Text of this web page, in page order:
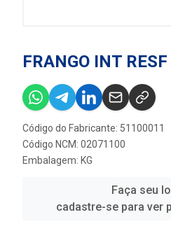
FRANGO INT
Código do Fabricante: 51100011
Código NCM: 02071100
Embalagem: KG
Faça seu
cadastre-se para ver